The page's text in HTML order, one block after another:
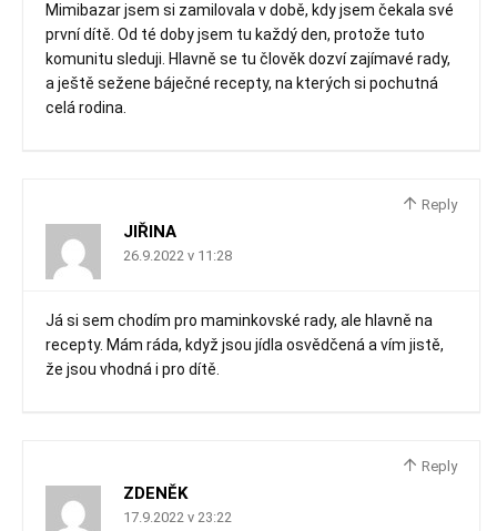
Mimibazar jsem si zamilovala v době, kdy jsem čekala své
první dítě. Od té doby jsem tu každý den, protože tuto
komunitu sleduji. Hlavně se tu člověk dozví zajímavé rady,
a ještě sežene báječné recepty, na kterých si pochutná
celá rodina.
Reply
JIŘINA
26.9.2022 v 11:28
Já si sem chodím pro maminkovské rady, ale hlavně na
recepty. Mám ráda, když jsou jídla osvědčená a vím jistě,
že jsou vhodná i pro dítě.
Reply
ZDENĚK
17.9.2022 v 23:22